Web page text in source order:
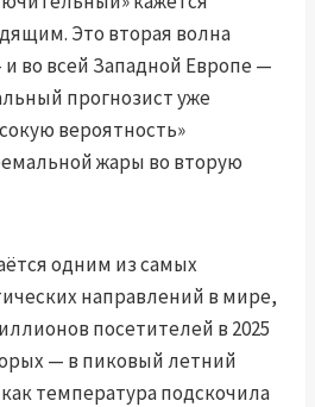
Это вторая волна
во всей Западной Европе —
прогнозист уже
вероятность»
жары во вторую
одним из самых
направлений в мире,
посетителей в 2025
— в пиковый летний
температура подскочила